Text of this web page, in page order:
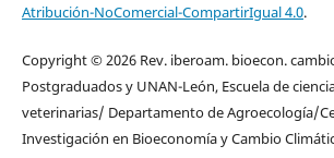
Atribución-NoComercial-CompartirIgual 4.0.
Copyright © 2026 Rev. iberoam. bioecon.
Postgraduados y UNAN-León, Escuela de
veterinarias/ Departamento de Agroecología/
Investigación en Bioeconomía y Cambio